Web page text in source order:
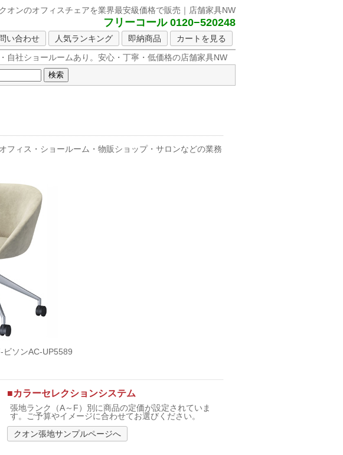
オンのオフィスチェアを業界最安級価格で販売｜店舗家具NW
フリーコール 0120−520248
い合わせ 人気ランキング 即納商品
カートを見る
自社ショールームあり。安心・丁寧・低価格の店舗家具NW
フィス・ショールーム・物販ショップ・サロンなどの業務
ビソンAC-UP5589
■カラーセレクションシステム
張地ランク（A～F）別に商品の定価が設定されていま
す。ご予算やイメージに合わせてお選びください。
クオン張地サンプルページへ